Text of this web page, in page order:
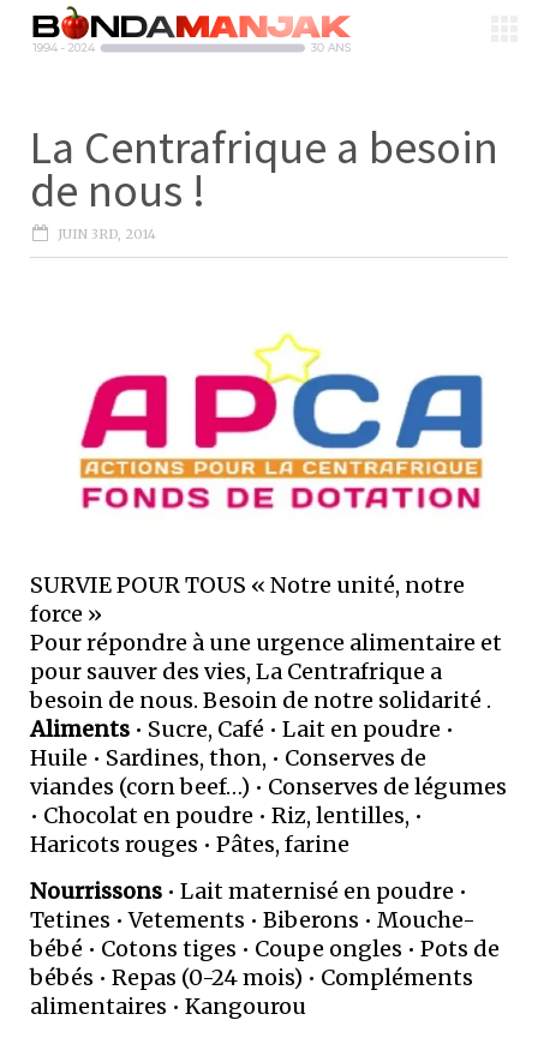
La Centrafrique a besoin
de nous !
JUIN 3RD, 2014
SURVIE POUR TOUS « Notre unité, notre
force »
Pour répondre à une urgence alimentaire et
pour sauver des vies, La Centrafrique a
besoin de nous. Besoin de notre solidarité .
Aliments • Sucre, Café • Lait en poudre •
Huile • Sardines, thon, • Conserves de
viandes (corn beef…) • Conserves de légumes
• Chocolat en poudre • Riz, lentilles, •
Haricots rouges • Pâtes, farine
Nourrissons • Lait maternisé en poudre •
Tetines • Vetements • Biberons • Mouche-
bébé • Cotons tiges • Coupe ongles • Pots de
bébés • Repas (0-24 mois) • Compléments
alimentaires • Kangourou